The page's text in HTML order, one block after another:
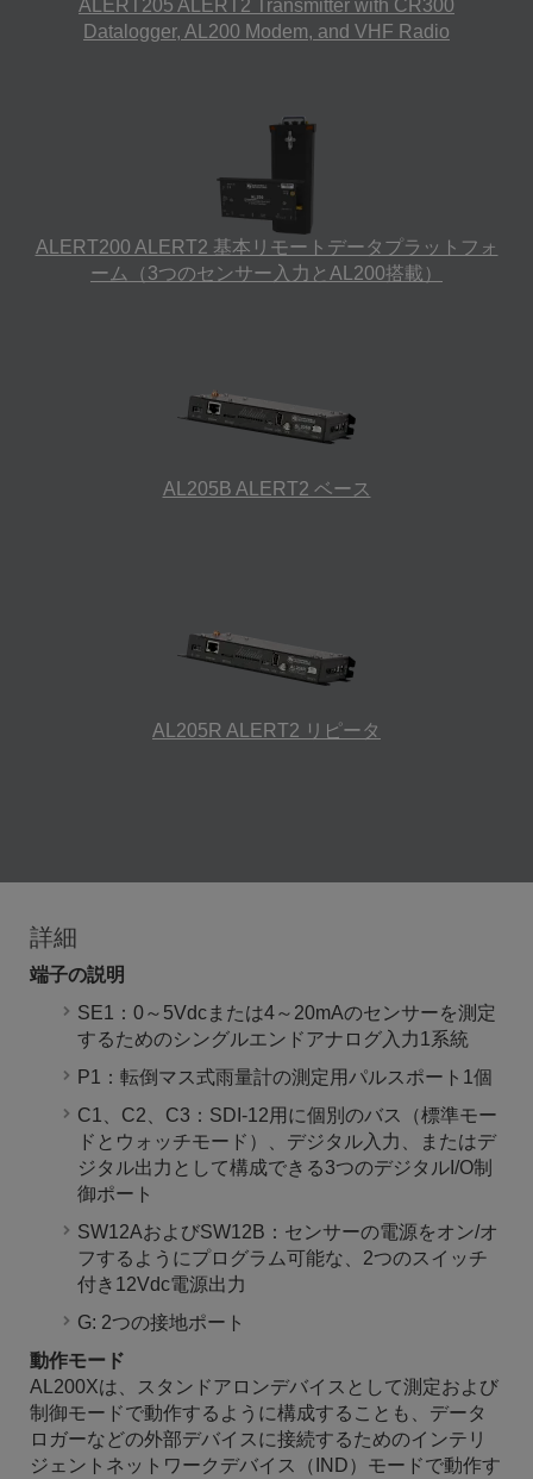
ALERT205 ALERT2 Transmitter with CR300
Datalogger, AL200 Modem, and VHF Radio
ALERT200 ALERT2 基本リモートデータプラットフォ
ーム（3つのセンサー入力とAL200搭載）
AL205B ALERT2 ベース
AL205R ALERT2 リピータ
詳細
端子の説明
SE1：0～5Vdcまたは4～20mAのセンサーを測定
するためのシングルエンドアナログ入力1系統
P1：転倒マス式雨量計の測定用パルスポート1個
C1、C2、C3：SDI-12用に個別のバス（標準モー
ドとウォッチモード）、デジタル入力、またはデ
ジタル出力として構成できる3つのデジタルI/O制
御ポート
SW12AおよびSW12B：センサーの電源をオン/オ
フするようにプログラム可能な、2つのスイッチ
付き12Vdc電源出力
G: 2つの接地ポート
動作モード
AL200Xは、スタンドアロンデバイスとして測定および
制御モードで動作するように構成することも、データ
ロガーなどの外部デバイスに接続するためのインテリ
ジェントネットワークデバイス（IND）モードで動作す